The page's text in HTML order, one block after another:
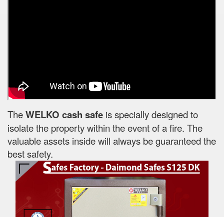
TheWELKO cash safe is specially designed to
isolate the property within the event of a fire. The
valuable assets inside will always be guaranteed the
best safety.